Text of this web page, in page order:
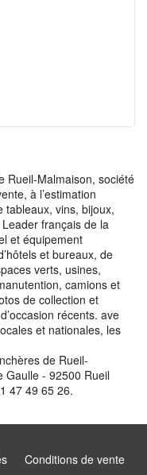
Rueil-Malmaison, société
à l’estimation
tableaux, vins, bijoux,
français de la
et équipement
et bureaux, de
verts, usines,
camions et
de collection et
récents. ave
et nationales, les
de Rueil-
Gaulle - 92500 Rueil
47 49 65 26.
Conditions de vente